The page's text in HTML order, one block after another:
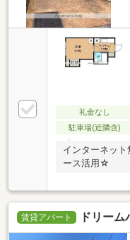
礼金なし
駐車場(近隣含)
インターネッ
ース活用☆
賃貸アパート ドリーム